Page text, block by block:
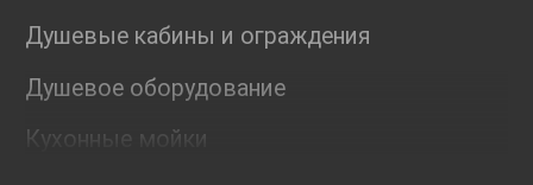
Душевые кабины и ограждения
Душевое оборудование
Кухонные мойки